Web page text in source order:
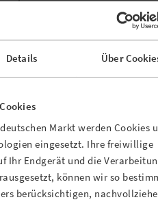
Details Über
Markt werden Cookies
eingesetzt. Ihre freiwillige
Ihr Endgerät und die
können wir so
berücksichtigen,